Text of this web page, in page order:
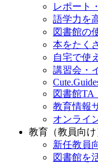
レポート
語学力を
図書館の
本をたく
自宅で使
講習会・
図書館TA
教育情報
オンライ
教育（教員向け
新任教員
図書館を